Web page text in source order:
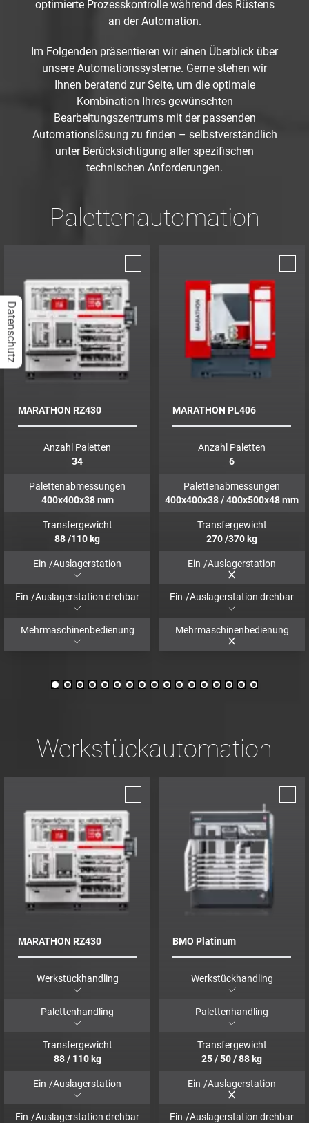
optimierte Prozesskontrolle während des Rüstens
an der Automation.
Im Folgenden präsentieren wir einen Überblick über
unsere Automationssysteme. Gerne stehen wir
Ihnen beratend zur Seite, um die optimale
Kombination Ihres gewünschten
Bearbeitungszentrums mit der passenden
Automationslösung zu finden – selbstverständlich
unter Berücksichtigung aller spezifischen
technischen Anforderungen.
Palettenautomation
MARATHON RZ430
Anzahl Paletten
34
Palettenabmessungen
400x400x38 mm
Transfergewicht
88/110 kg
Ein-/Auslagerstation
Ein-/Auslagerstation drehbar
Mehrmaschinenbedienung
MARATHON PL406
Anzahl Paletten
6
Palettenabmessungen
400x400x38 / 400x500x48mm
Transfergewicht
270/370 kg
Ein-/Auslagerstation
Ein-/Auslagerstation drehbar
Mehrmaschinenbedienung
Werkstückautomation
MARATHON RZ430
Werkstückhandling
Palettenhandling
Transfergewicht
88 / 110 kg
Ein-/Auslagerstation
Ein-/Auslagerstation drehbar
BMO Platinum
Werkstückhandling
Palettenhandling
Transfergewicht
25/50/88 kg
Ein-/Auslagerstation
Ein-/Auslagerstation drehbar
Datenschutz